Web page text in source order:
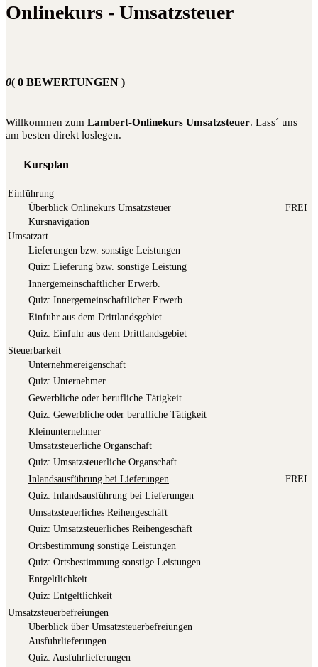
Onlinekurs - Umsatzsteuer
0( 0 BEWERTUNGEN )
Will­kom­men zum Lam­bert-Online­kurs Umsatz­steu­er. Lass´ uns
am bes­ten direkt loslegen.
Kursplan
Einführung
Über­blick Online­kurs Umsatzsteuer
FREI
Kurs­na­vi­ga­ti­on
Umsatzart
Lie­fe­run­gen bzw. sons­ti­ge Leistungen
Quiz: Lie­fe­rung bzw. sons­ti­ge Leistung
Inner­ge­mein­schaft­li­cher Erwerb.
Quiz: Inner­ge­mein­schaft­li­cher Erwerb
Ein­fuhr aus dem Drittlandsgebiet
Quiz: Ein­fuhr aus dem Drittlandsgebiet
Steuerbarkeit
Unter­neh­mer­ei­gen­schaft
Quiz: Unter­neh­mer
Gewerb­li­che oder beruf­li­che Tätigkeit
Quiz: Gewerb­li­che oder beruf­li­che Tätigkeit
Klein­un­ter­neh­mer
Umsatz­steu­er­li­che Organschaft
Quiz: Umsatz­steu­er­li­che Organschaft
Inlands­aus­füh­rung bei Lieferungen
FREI
Quiz: Inlands­aus­füh­rung bei Lieferungen
Umsatz­steu­er­li­ches Reihengeschäft
Quiz: Umsatz­steu­er­li­ches Reihengeschäft
Orts­be­stim­mung sons­ti­ge Leistungen
Quiz: Orts­be­stim­mung sons­ti­ge Leistungen
Ent­gelt­lich­keit
Quiz: Ent­gelt­lich­keit
Umsatzsteuerbefreiungen
Über­blick über Umsatzsteuerbefreiungen
Aus­fuhr­lie­fe­run­gen
Quiz: Aus­fuhr­lie­fe­run­gen